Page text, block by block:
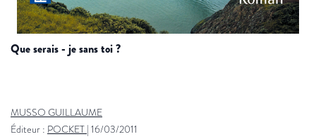
que serais - je sans toi ?
MUSSO GUILLAUME
Éditeur : POCKET | 16/03/2011